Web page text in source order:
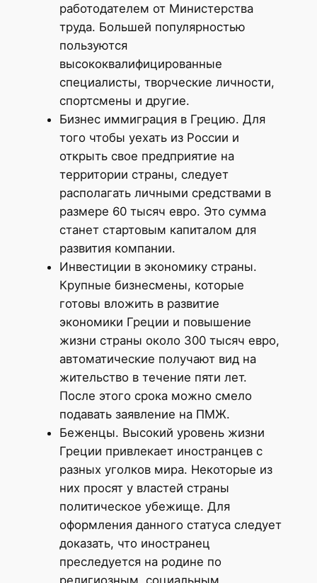
работодателем от Министерства
труда. Большей популярностью
пользуются
высококвалифицированные
специалисты, творческие личности,
спортсмены и другие.
Бизнес иммиграция в Грецию. Для
того чтобы уехать из России и
открыть свое предприятие на
территории страны, следует
располагать личными средствами в
размере 60 тысяч евро. Это сумма
станет стартовым капиталом для
развития компании.
Инвестиции в экономику страны.
Крупные бизнесмены, которые
готовы вложить в развитие
экономики Греции и повышение
жизни страны около 300 тысяч евро,
автоматические получают вид на
жительство в течение пяти лет.
После этого срока можно смело
подавать заявление на ПМЖ.
Беженцы. Высокий уровень жизни
Греции привлекает иностранцев с
разных уголков мира. Некоторые из
них просят у властей страны
политическое убежище. Для
оформления данного статуса следует
доказать, что иностранец
преследуется на родине по
религиозным, социальным,